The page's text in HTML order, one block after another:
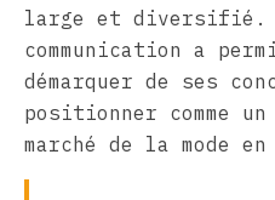
large et diversifié.
communication a
démarquer de ses
positionner comme
marché de la mode